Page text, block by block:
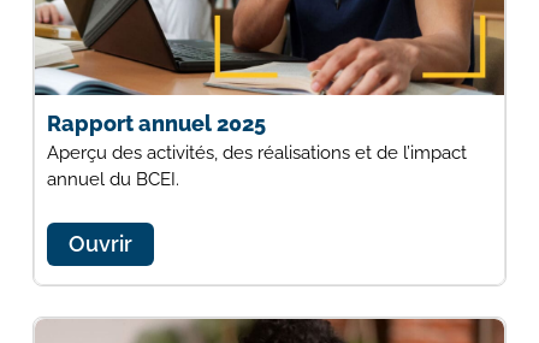
Rapport annuel 2025
Aperçu des activités, des réalisations et de l’impact
annuel du BCEI.
Ouvrir